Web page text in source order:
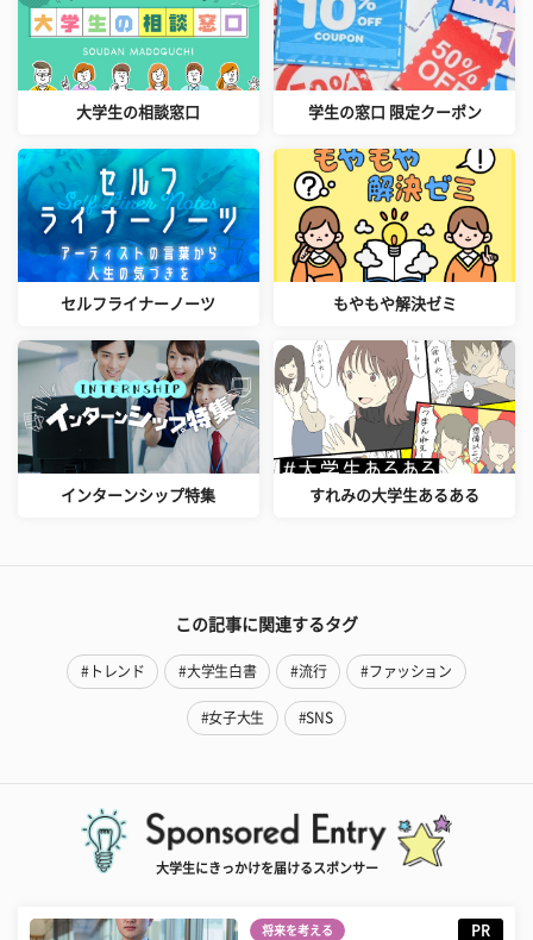
大学生の相談窓口 学生の窓口 限定クーポン
セルフライナーノーツ もやもや解決ゼミ
インターンシップ特集 すれみの大学生あるある
この記事に関連するタグ
#トレンド #大学生白書 #流行 #ファッション
#女子大生 #SNS
大学生にきっかけを届けるスポンサー
将来を考える PR